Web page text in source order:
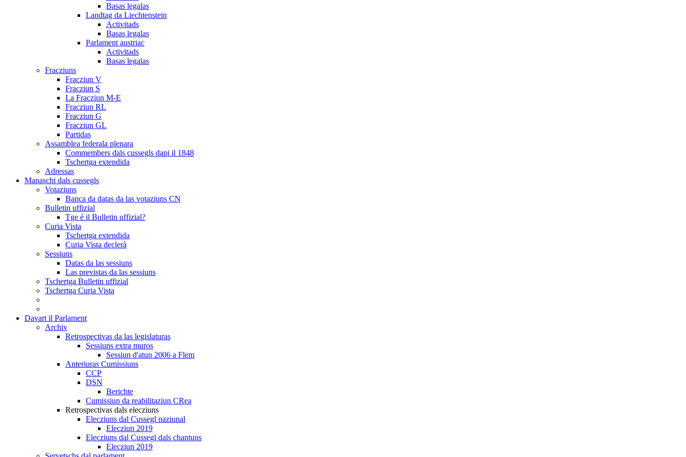
Basas legalas
Landtag da Liechtenstein
Activitads
Basas legalas
Parlament austriac
Activitads
Basas legalas
Fracziuns
Fracziun V
Fracziun S
La Fracziun M-E
Fracziun RL
Fracziun G
Fracziun GL
Partidas
Assamblea federala plenara
Commembers dals cussegls dapi il 1848
Tschertga extendida
Adressas
Manaschi dals cussegls
Votaziuns
Banca da datas da las votaziuns CN
Bulletin uffizial
Tge è il Bulletin uffizial?
Curia Vista
Tschertga extendida
Curia Vista declerà
Sessiuns
Datas da las sessiuns
Las previstas da las sessiuns
Tschertga Bulletin uffizial
Tschertga Curia Vista
Davart il Parlament
Archiv
Retrospectivas da las legislaturas
Sessiuns extra muros
Sessiun d'atun 2006 a Flem
Anteriuras Cumissiuns
CCP
DSN
Berichte
Cumissiun da reabilitaziun CRea
Retrospectivas dals elecziuns
Elecziuns dal Cussegl naziunal
Elecziun 2019
Elecziuns dal Cussegl dals chantuns
Elecziun 2019